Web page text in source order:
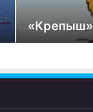
«Крепыш»